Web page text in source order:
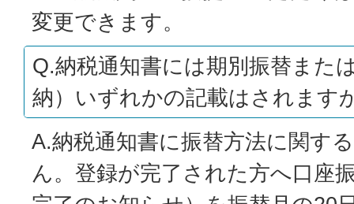
変更できます。
Q.納税通知書には期別振替また
納）いずれかの記載はされます
A.納税通知書に振替方法に関す
ん。登録が完了された方へ口座